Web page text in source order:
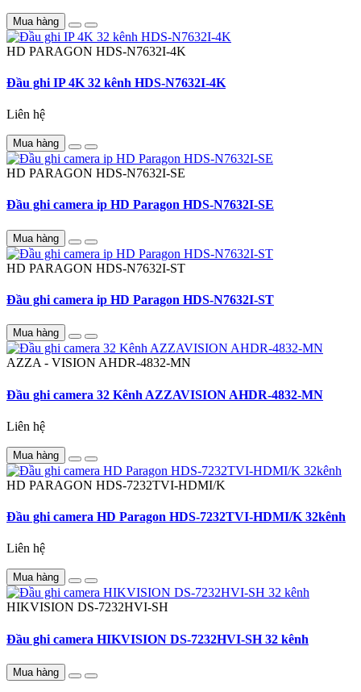
Mua hàng
HD PARAGON HDS-N7632I-4K
Đầu ghi IP 4K 32 kênh HDS-N7632I-4K
Liên hệ
Mua hàng
HD PARAGON HDS-N7632I-SE
Đầu ghi camera ip HD Paragon HDS-N7632I-SE
Mua hàng
HD PARAGON HDS-N7632I-ST
Đầu ghi camera ip HD Paragon HDS-N7632I-ST
Mua hàng
AZZA - VISION AHDR-4832-MN
Đầu ghi camera 32 Kênh AZZAVISION AHDR-4832-MN
Liên hệ
Mua hàng
HD PARAGON HDS-7232TVI-HDMI/K
Đầu ghi camera HD Paragon HDS-7232TVI-HDMI/K 32kênh
Liên hệ
Mua hàng
HIKVISION DS-7232HVI-SH
Đầu ghi camera HIKVISION DS-7232HVI-SH 32 kênh
Mua hàng